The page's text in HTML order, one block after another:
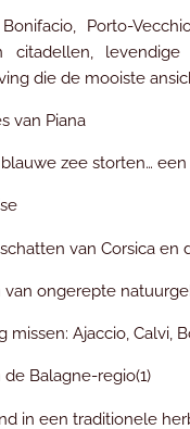
Porto-
citadellen,
die de mooiste
van Piana
zee storten…
van Corsica
ongerepte
Ajaccio, Calvi,
Balagne-regio(1)
in een traditionele